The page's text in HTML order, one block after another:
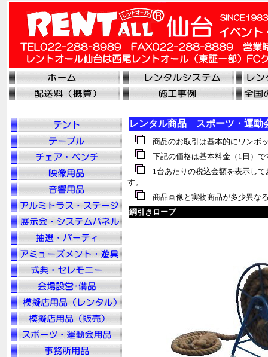
レンタル商品 スポーツ・運動
商品のお取引は基本的にワンボ
下記の価格は基本料金（1日）で
1台あたりの税込金額を表示して
す。
商品画像と実物商品が多少異な
綱引きロープ